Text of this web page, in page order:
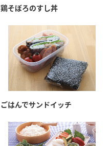
鶏そぼろのすし丼
ごはんでサンドイッチ